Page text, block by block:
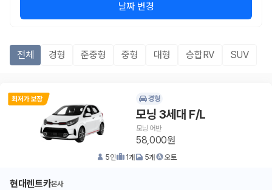
날짜 변경
전체 경형 준중형 중형 대형 승합RV SUV
경형
모닝 3세대 F/L
모닝 어반
58,000원
5인 1개 5개 오토
현대렌트카본사